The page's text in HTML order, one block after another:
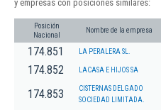
y empresas con posiciones similares:
Posición
Nacional
Nombre de la empresa
174.851 LA PERALERA SL.
174.852 LACASA E HIJOS SA
174.853
CISTERNAS DELGADO
SOCIEDAD LIMITADA.